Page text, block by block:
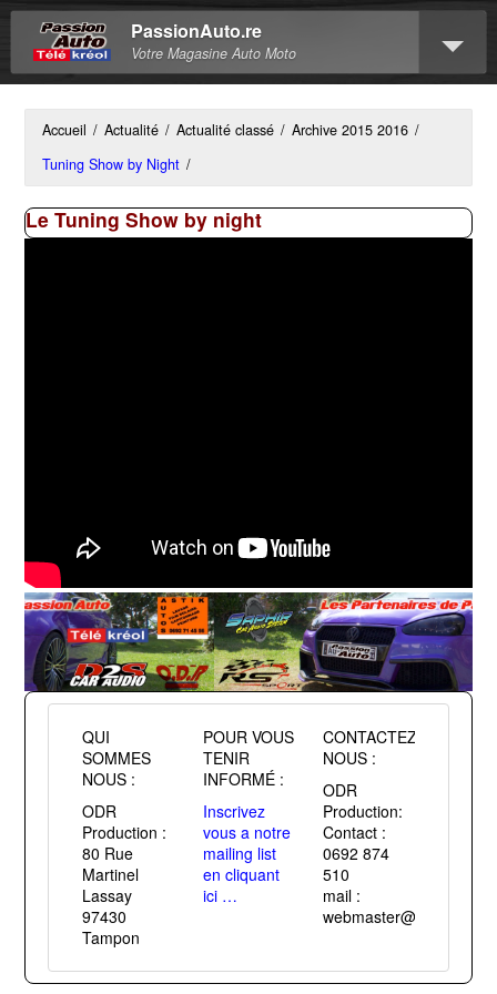
PassionAuto.re
Votre Magasine Auto Moto
Accueil / Actualité / Actualité classé / Archive 2015 2016 /
Tuning Show by Night /
Le Tuning Show by night
QUI
SOMMES
NOUS :
ODR
Production :
80 Rue
Martinel
Lassay
97430
Tampon
CONTACTEZ
NOUS :
ODR
Production:
Contact :
0692 874
510
mail :
POUR VOUS
TENIR
INFORMÉ :
Inscrivez
vous a notre
mailing list
en cliquant
ici …